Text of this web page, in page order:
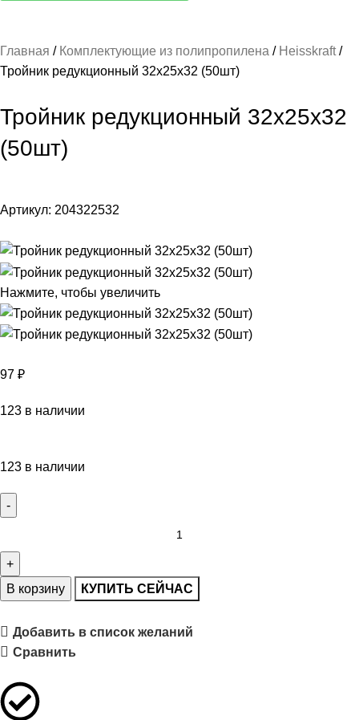
Главная Комплектующие из полипропилена
Heisskraft
Тройник редукционный 32х25х32 (50шт)
Тройник редукционный 32х25х32
(50шт)
Артикул: 204322532
Нажмите, чтобы увеличить
97 ₽
123 в наличии
123 в наличии
В корзину КУПИТЬ СЕЙЧАС
Добавить в список желаний
Сравнить